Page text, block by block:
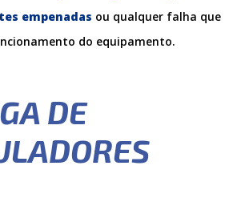
empenadas ou qualquer falha que
do equipamento.
DE